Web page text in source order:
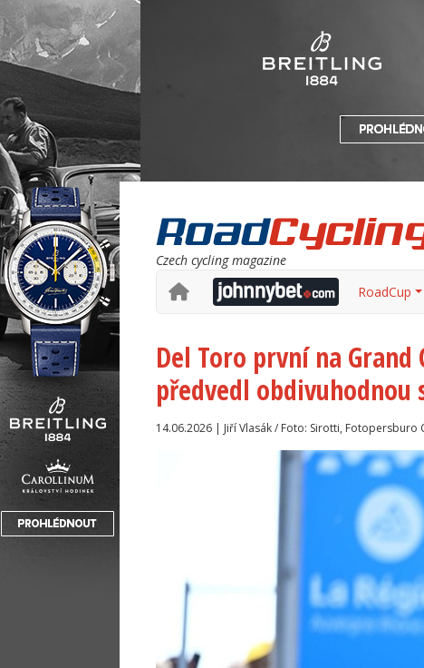
Czech cycling magazine
RoadCup
Del Toro první na
předvedl
14.06.2026 | Jiří Vlasák / Foto: Sirotti, Fotopersburo